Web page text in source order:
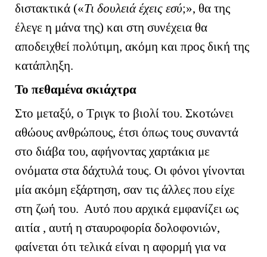
διστακτικά («Τι δουλειά έχεις εσύ;», θα της
έλεγε η μάνα της) και στη συνέχεια θα
αποδειχθεί πολύτιμη, ακόμη και προς δική της
κατάπληξη.
Το πεθαμένα σκιάχτρα
Στο μεταξύ, ο Τριγκ το βιολί του. Σκοτώνει
αθώους ανθρώπους, έτσι όπως τους συναντά
στο διάβα του, αφήνοντας χαρτάκια με
ονόματα στα δάχτυλά τους. Οι φόνοι γίνονται
μία ακόμη εξάρτηση, σαν τις άλλες που είχε
στη ζωή του. Αυτό που αρχικά εμφανίζει ως
αιτία , αυτή η σταυροφορία δολοφονιών,
φαίνεται ότι τελικά είναι η αφορμή για να